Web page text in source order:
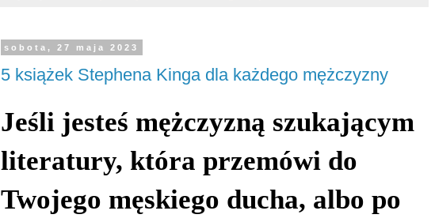
sobota, 27 maja 2023
5 książek Stephena Kinga dla każdego mężczyzny
Jeśli jesteś mężczyzną szukającym
literatury, która przemówi do
Twojego męskiego ducha, albo po